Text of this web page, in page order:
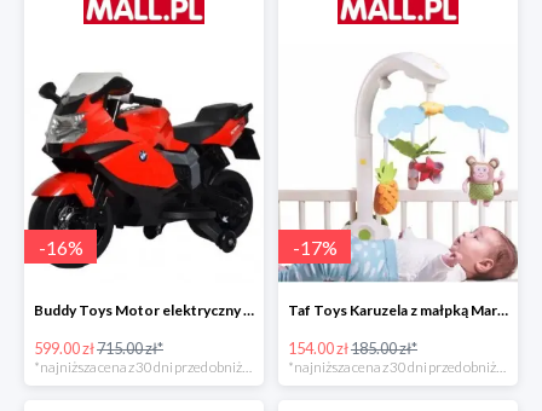
-16%
Buddy Toys Motor elektryczny BMW K1300 BEC 6011 -16%
599.00 zł715.00 zł*
-17%
Taf Toys Karuzela z małpką Marco -16%
154.00 zł185.00 zł*